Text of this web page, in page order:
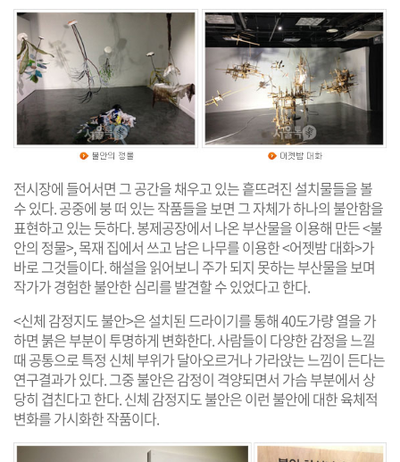
전시장에 들어서면 그 공간을 채우고 있는 흩뜨려진 설치물들을 볼
수 있다. 공중에 붕 떠 있는 작품들을 보면 그 자체가 하나의 불안함을
표현하고 있는 듯하다. 봉제공장에서 나온 부산물을 이용해 만든 <불
안의 정물>, 목재 집에서 쓰고 남은 나무를 이용한 <어젯밤 대화>가
바로 그것들이다. 해설을 읽어보니 주가 되지 못하는 부산물을 보며
작가가 경험한 불안한 심리를 발견할 수 있었다고 한다.
<신체 감정지도 불안>은 설치된 드라이기를 통해 40도가량 열을 가
하면 붉은 부분이 투명하게 변화한다. 사람들이 다양한 감정을 느낄
때 공통으로 특정 신체 부위가 달아오르거나 가라앉는 느낌이 든다는
연구결과가 있다. 그중 불안은 감정이 격양되면서 가슴 부분에서 상
당히 겹친다고 한다. 신체 감정지도 불안은 이런 불안에 대한 육체적
변화를 가시화한 작품이다.